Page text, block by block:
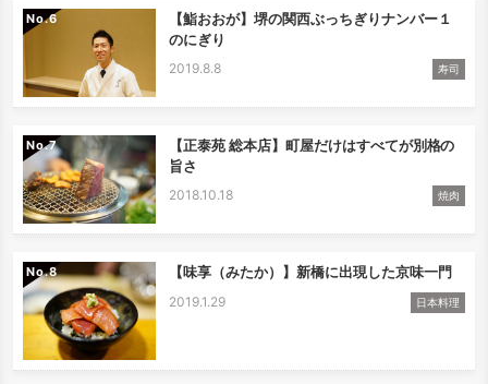
No.
【鮨おおが】堺の関西ぶっちぎりナンバー１
のにぎり
2019.8.8 寿司
No.
【正泰苑 総本店】町屋だけはすべてが別格の
旨さ
2018.10.18 焼肉
No. 【味享（みたか）】新橋に出現した京味一門
2019.1.29 日本料理